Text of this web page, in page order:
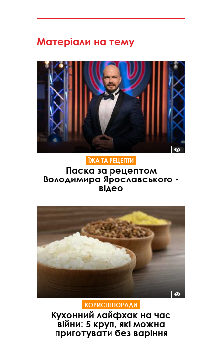
Матеріали на тему
ЇЖА ТА РЕЦЕПТИ
Паска за рецептом
Володимира Ярославського -
відео
КОРИСНІ ПОРАДИ
Кухонний лайфхак на час
війни: 5 круп, які можна
приготувати без варіння